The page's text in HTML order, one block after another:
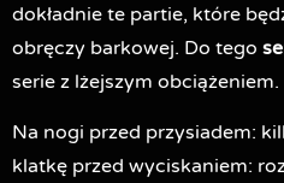
dokładnie te partie, które
obręczy barkowej. Do tego
serie z lżejszym obciążeniem.
Na nogi przed przysiadem:
klatkę przed wyciskaniem: